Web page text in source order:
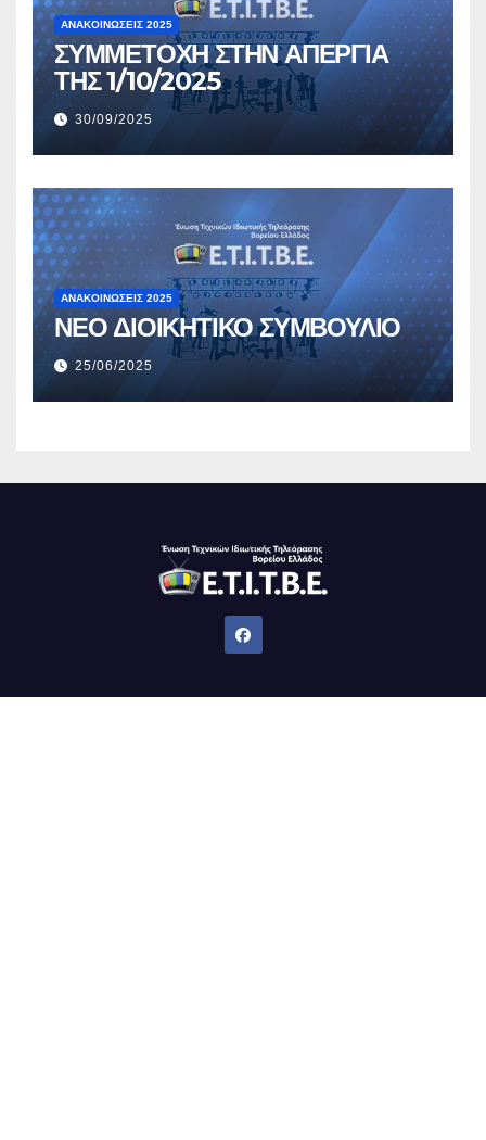
ΑΝΑΚΟΙΝΏΣΕΙΣ 2025
ΣΥΜΜΕΤΟΧΗ ΣΤΗΝ ΑΠΕΡΓΙΑ
ΤΗΣ 1/10/2025
30/09/2025
ΑΝΑΚΟΙΝΏΣΕΙΣ 2025
ΝΕΟ ΔΙΟΙΚΗΤΙΚΟ ΣΥΜΒΟΥΛΙΟ
25/06/2025